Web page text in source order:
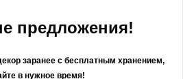
предложения!
заранее с бесплатным хранением,
в нужное время!